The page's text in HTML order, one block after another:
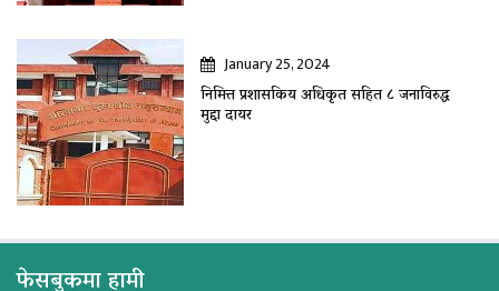
January 25, 2024
निमित्त प्रशासकिय अधिकृत सहित ८ जनाविरुद्ध
मुद्दा दायर
फेसबुकमा हामी